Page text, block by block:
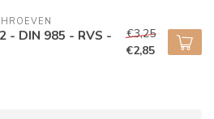
- DIN 985 - RVS -
€3,25
€2,85